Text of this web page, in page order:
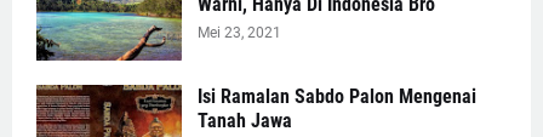
Mei 23, 2021
Isi Ramalan Sabdo Palon Mengenai
Tanah Jawa